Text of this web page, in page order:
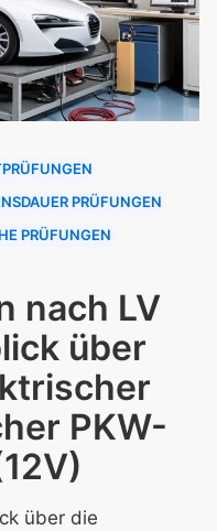
PRÜFUNGEN
PRÜFUNGEN
nach LV
über
PKW-
über die